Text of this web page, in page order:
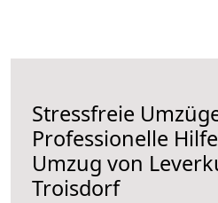
Stressfreie
Professionelle
Umzug von
Troisdorf